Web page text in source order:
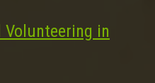
Volunteering in